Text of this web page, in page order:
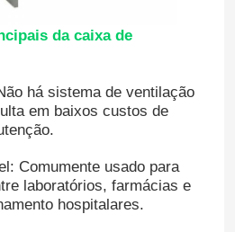
da caixa de
há sistema de ventilação
em baixos custos de
Comumente usado para
laboratórios, farmácias e
hospitalares.